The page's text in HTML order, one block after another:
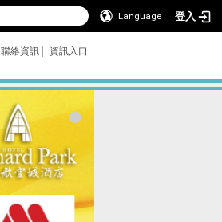
Language 登入
聯絡資訊 資訊入口